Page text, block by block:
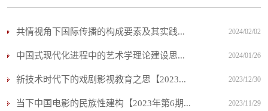
2024/02/02
共情视角下国际传播的构成要素及其实践...
2024/01/26
中国式现代化进程中的艺术学理论建设思...
2023/12/30
新技术时代下的戏剧影视教育之思【2023...
2023/11/29
当下中国电影的民族性建构【2023年第6期...